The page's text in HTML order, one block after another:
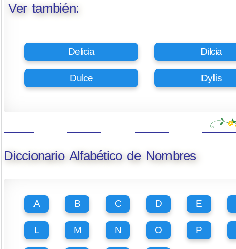
Ver también:
Delicia Dilcia
Dulce Dyllis
Diccionario Alfabético de Nombres
A B C D E
L M N O P